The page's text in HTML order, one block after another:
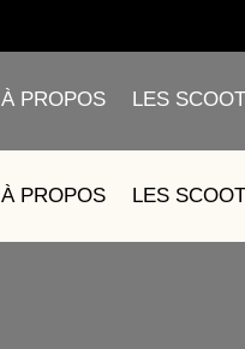
À PROPOS LES
À PROPOS LES
7 –